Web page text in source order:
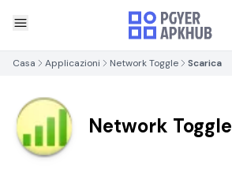
Casa Applicazioni Network Toggle Scarica
Network Toggle